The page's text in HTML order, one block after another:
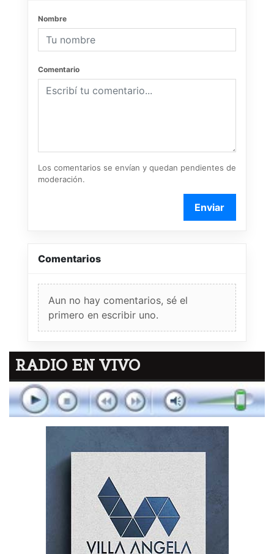
Nombre
Comentario
Los comentarios se envían y quedan pendientes de
moderación.
Enviar
Comentarios
Aun no hay comentarios, sé el
primero en escribir uno.
RADIO EN VIVO